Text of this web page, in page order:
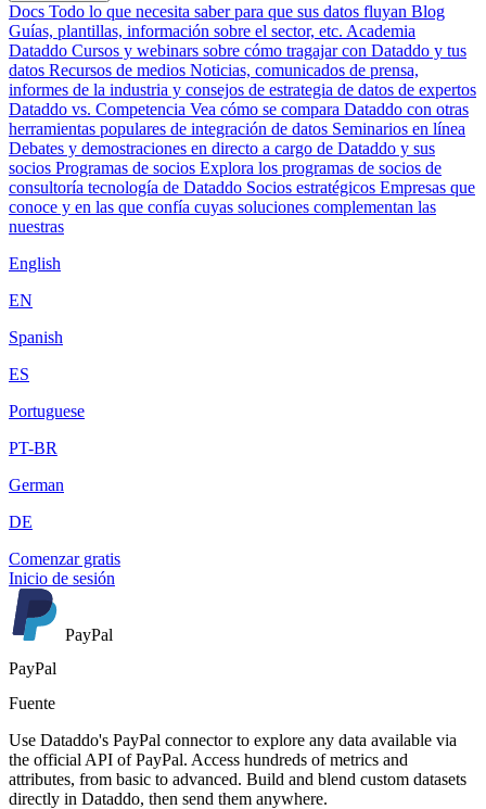
Docs Todo lo que necesita saber para que sus datos fluyan Blog
Guías, plantillas, información sobre el sector, etc. Academia
Dataddo Cursos y webinars sobre cómo tragajar con Dataddo y tus
datos Recursos de medios Noticias, comunicados de prensa,
informes de la industria y consejos de estrategia de datos de expertos
Dataddo vs. Competencia Vea cómo se compara Dataddo con otras
herramientas populares de integración de datos Seminarios en línea
Debates y demostraciones en directo a cargo de Dataddo y sus
socios Programas de socios Explora los programas de socios de
consultoría tecnología de Dataddo Socios estratégicos Empresas que
conoce y en las que confía cuyas soluciones complementan las
nuestras
English
EN
Spanish
ES
Portuguese
PT-BR
German
DE
Comenzar gratis
Inicio de sesión
PayPal
PayPal
Fuente
Use Dataddo's PayPal connector to explore any data available via
the official API of PayPal. Access hundreds of metrics and
attributes, from basic to advanced. Build and blend custom datasets
directly in Dataddo, then send them anywhere.